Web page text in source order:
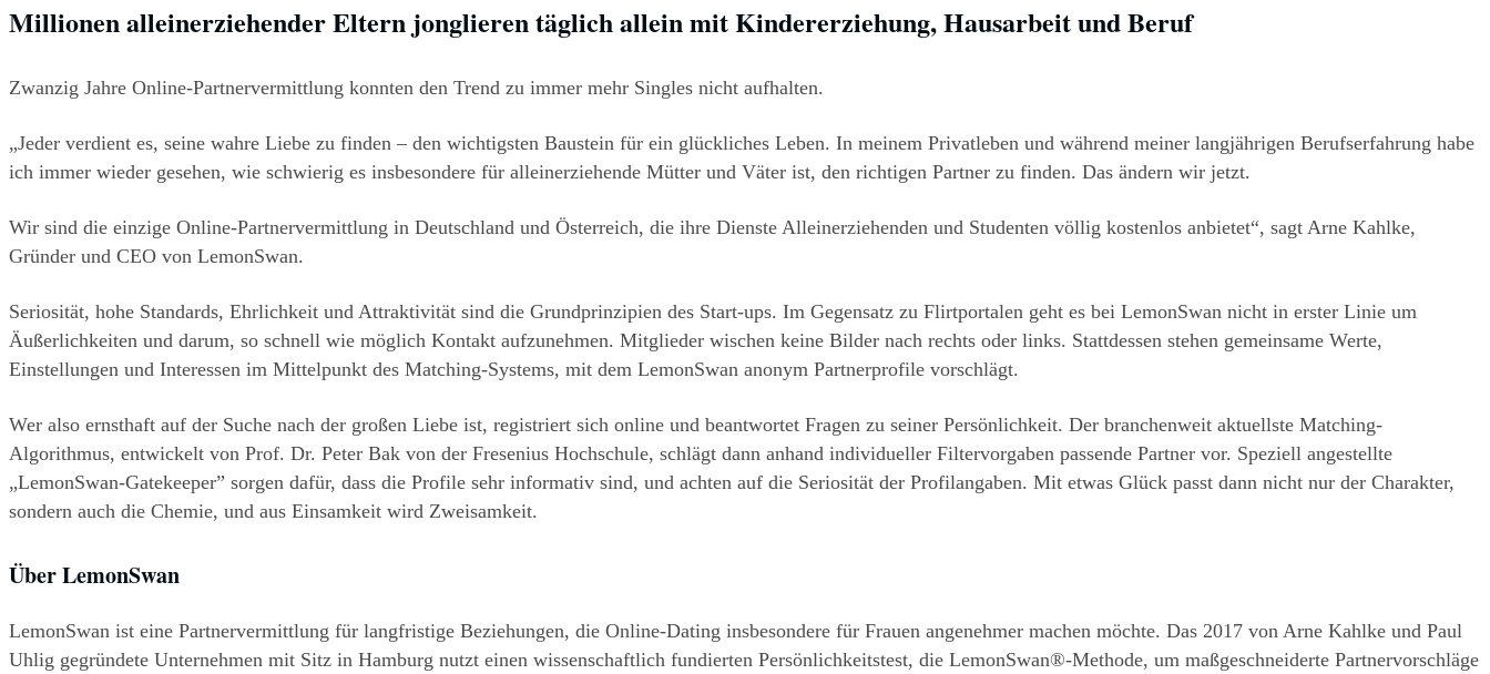
Millionen alleinerziehender Eltern jonglieren täglich allein mit Kindererziehung, Hausarbeit und Beruf
Zwanzig Jahre Online-Partnervermittlung konnten den Trend zu immer mehr Singles nicht aufhalten.
„Jeder verdient es, seine wahre Liebe zu finden – den wichtigsten Baustein für ein glückliches Leben. In meinem Privatleben und während meiner langjährigen Berufserfahrung habe
ich immer wieder gesehen, wie schwierig es insbesondere für alleinerziehende Mütter und Väter ist, den richtigen Partner zu finden. Das ändern wir jetzt.
Wir sind die einzige Online-Partnervermittlung in Deutschland und Österreich, die ihre Dienste Alleinerziehenden und Studenten völlig kostenlos anbietet“, sagt Arne Kahlke,
Gründer und CEO von LemonSwan.
Seriosität, hohe Standards, Ehrlichkeit und Attraktivität sind die Grundprinzipien des Start-ups. Im Gegensatz zu Flirtportalen geht es bei LemonSwan nicht in erster Linie um
Äußerlichkeiten und darum, so schnell wie möglich Kontakt aufzunehmen. Mitglieder wischen keine Bilder nach rechts oder links. Stattdessen stehen gemeinsame Werte,
Einstellungen und Interessen im Mittelpunkt des Matching-Systems, mit dem LemonSwan anonym Partnerprofile vorschlägt.
Wer also ernsthaft auf der Suche nach der großen Liebe ist, registriert sich online und beantwortet Fragen zu seiner Persönlichkeit. Der branchenweit aktuellste Matching-
Algorithmus, entwickelt von Prof. Dr. Peter Bak von der Fresenius Hochschule, schlägt dann anhand individueller Filtervorgaben passende Partner vor. Speziell angestellte
„LemonSwan-Gatekeeper” sorgen dafür, dass die Profile sehr informativ sind, und achten auf die Seriosität der Profilangaben. Mit etwas Glück passt dann nicht nur der Charakter,
sondern auch die Chemie, und aus Einsamkeit wird Zweisamkeit.
Über LemonSwan
LemonSwan ist eine Partnervermittlung für langfristige Beziehungen, die Online-Dating insbesondere für Frauen angenehmer machen möchte. Das 2017 von Arne Kahlke und Paul
Uhlig gegründete Unternehmen mit Sitz in Hamburg nutzt einen wissenschaftlich fundierten Persönlichkeitstest, die LemonSwan®-Methode, um maßgeschneiderte Partnervorschläge